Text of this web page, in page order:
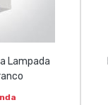
Lampada